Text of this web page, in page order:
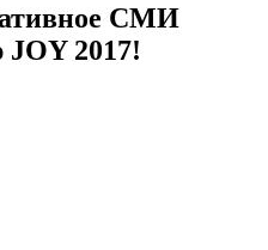
СМИ
2017!